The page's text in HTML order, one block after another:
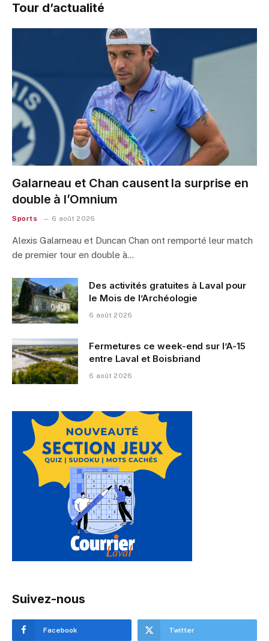
Tour d’actualité
Galarneau et Chan causent la surprise en
double à l’Omnium
Sports 6 août 2026
Alexis Galarneau et Duncan Chan ont remporté leur match
de premier tour en double à…
Des activités gratuites à Laval pour
le Mois de l’Archéologie
6 août 2026
Fermetures ce week-end sur l’A-15
entre Laval et Boisbriand
6 août 2026
Suivez-nous
Facebook Twitter